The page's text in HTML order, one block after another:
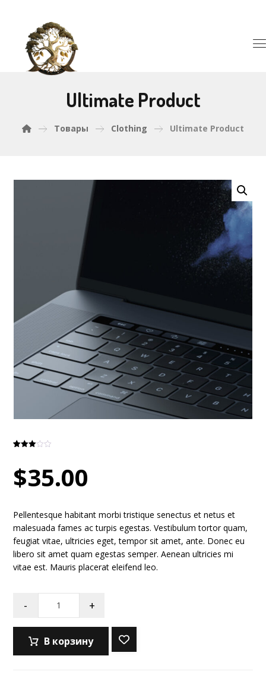
Ultimate Product
Товары Clothing Ultimate Product
из 5
на
основе
опроса
$35.00
Pellentesque habitant morbi tristique senectus et netus et
malesuada fames ac turpis egestas. Vestibulum tortor quam,
feugiat vitae, ultricies eget, tempor sit amet, ante. Donec eu
libero sit amet quam egestas semper. Aenean ultricies mi
vitae est. Mauris placerat eleifend leo.
- +
В корзину